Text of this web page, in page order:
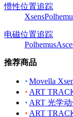
惯性位置追踪
Xsens
电磁位置追踪
Polhemus
推荐商品
Movella
ART
ART 光学
ART